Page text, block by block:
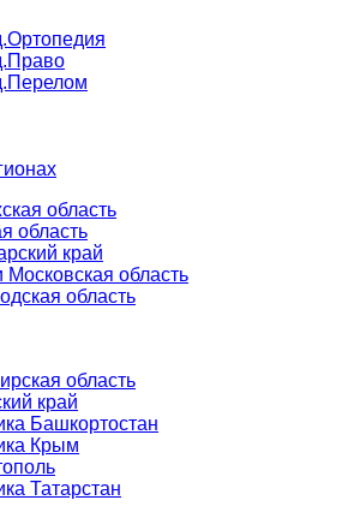
Ортопедия
Право
Перелом
область
область
край
Московская область
область
область
край
Башкортостан
Крым
Татарстан